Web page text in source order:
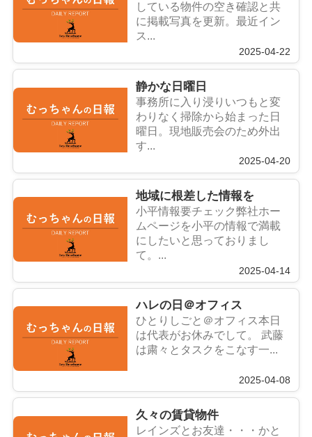
している物件の空き確認と共
に掲載写真を更新。最近イン
ス...
2025-04-22
静かな日曜日
事務所に入り浸りいつもと変
わりなく掃除から始まった日
曜日。現地販売会のため外出
す...
2025-04-20
地域に根差した情報を
小平情報要チェック弊社ホー
ムページを小平の情報で満載
にしたいと思っておりまし
て。...
2025-04-14
ハレの日＠オフィス
ひとりしごと＠オフィス本日
は代表がお休みでして。 武藤
は粛々とタスクをこなす一...
2025-04-08
久々の賃貸物件
レインズとお友達・・・かと